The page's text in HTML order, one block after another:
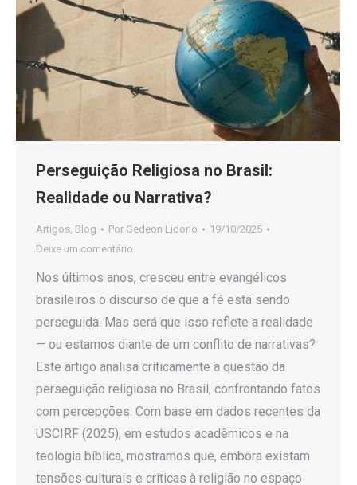
Perseguição Religiosa no Brasil:
Realidade ou Narrativa?
Artigos, Blog Por Gedeon Lidorio
19/10/2025
Deixe um comentário
Nos últimos anos, cresceu entre evangélicos
brasileiros o discurso de que a fé está sendo
perseguida. Mas será que isso reflete a realidade
— ou estamos diante de um conflito de narrativas?
Este artigo analisa criticamente a questão da
perseguição religiosa no Brasil, confrontando fatos
com percepções. Com base em dados recentes da
USCIRF (2025), em estudos acadêmicos e na
teologia bíblica, mostramos que, embora existam
tensões culturais e críticas à religião no espaço